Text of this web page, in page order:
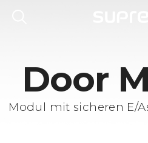
Door
Modul mit sicheren E/